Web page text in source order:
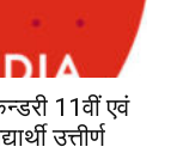
11वीं एवं
उत्तीर्ण